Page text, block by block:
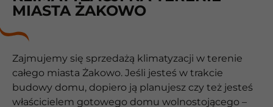
MIASTA ŻAKOWO
Zajmujemy się sprzedażą klimatyzacji w terenie
całego miasta Żakowo. Jeśli jesteś w trakcie
budowy domu, dopiero ją planujesz czy też jesteś
właścicielem gotowego domu wolnostojącego –